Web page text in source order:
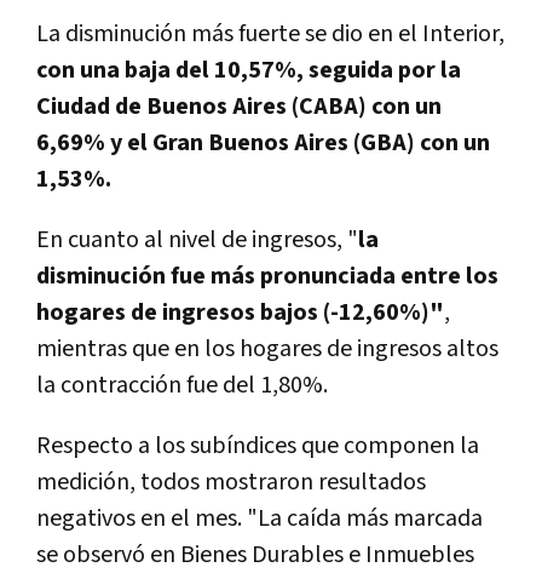
La disminución más fuerte se dio en el Interior,
con una baja del 10,57%, seguida por la
Ciudad de Buenos Aires (CABA) con un
6,69% y el Gran Buenos Aires (GBA) con un
1,53%.
En cuanto al nivel de ingresos, "la
disminución fue más pronunciada entre los
hogares de ingresos bajos (-12,60%)",
mientras que en los hogares de ingresos altos
la contracción fue del 1,80%.
Respecto a los subíndices que componen la
medición, todos mostraron resultados
negativos en el mes. "La caída más marcada
se observó en Bienes Durables e Inmuebles